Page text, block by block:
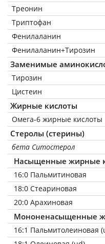
Треонин
Триптофан
Фенилаланин
Фенилаланин+Тирозин
Заменимые
Тирозин
Цистеин
Жирные кислоты
Омега-6 жирные кислоты
Стеролы (стерины)
бета Ситостерол
Насыщенные жирные
16:0 Пальмитиновая
18:0 Стеариновая
20:0 Арахиновая
Мононенасыщенные
16:1 Пальмитолеиновая